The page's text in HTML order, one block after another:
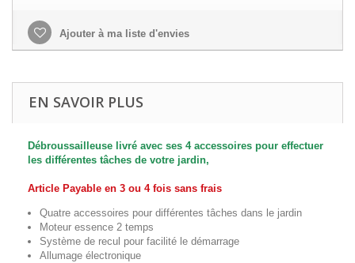
Ajouter à ma liste d'envies
EN SAVOIR PLUS
Débroussailleuse livré avec ses 4 accessoires pour effectuer
les différentes tâches de votre jardin,
Article Payable en 3 ou 4 fois sans frais
Quatre accessoires pour différentes tâches dans le jardin
Moteur essence 2 temps
Système de recul pour facilité le démarrage
Allumage électronique